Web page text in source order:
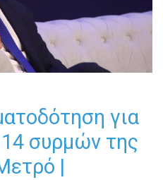
για
14 συρμών της
|